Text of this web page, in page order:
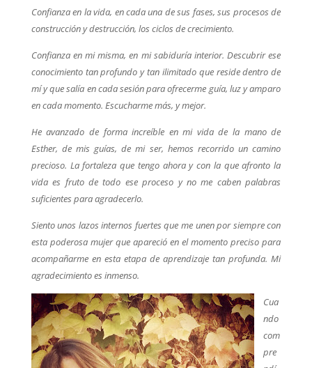
Confianza en la vida, en cada una de sus fases, sus procesos de
construcción y destrucción, los ciclos de crecimiento.
Confianza en mi misma, en mi sabiduría interior. Descubrir ese
conocimiento tan profundo y tan ilimitado que reside dentro de
mí y que salía en cada sesión para ofrecerme guía, luz y amparo
en cada momento. Escucharme más, y mejor.
He avanzado de forma increíble en mi vida de la mano de
Esther, de mis guías, de mi ser, hemos recorrido un camino
precioso. La fortaleza que tengo ahora y con la que afronto la
vida es fruto de todo ese proceso y no me caben palabras
suficientes para agradecerlo.
Siento unos lazos internos fuertes que me unen por siempre con
esta poderosa mujer que apareció en el momento preciso para
acompañarme en esta etapa de aprendizaje tan profunda. Mi
agradecimiento es inmenso.
Cua
ndo
com
pre